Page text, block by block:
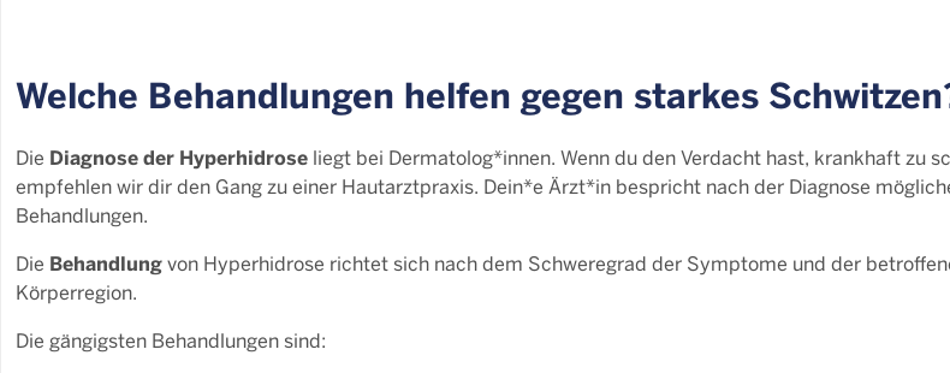
Welche Behandlungen helfen gegen starkes
Die Diagnose der Hyperhidrose liegt bei Dermatolog*innen. Wenn du den Verdacht hast, krankhaft zu
empfehlen wir dir den Gang zu einer Hautarztpraxis. Dein*e Ärzt*in bespricht nach der Diagnose
Behandlungen.
Die Behandlungvon Hyperhidrose richtet sich nach dem Schweregrad der Symptome und der
Körperregion.
Die gängigsten Behandlungen sind: